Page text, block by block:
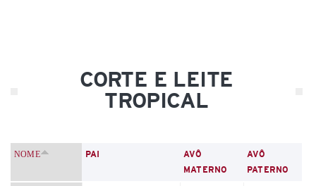
CORTE E LEITE
TROPICAL
NOME PAI
AVÔ
MATERNO
AVÔ
PATERNO